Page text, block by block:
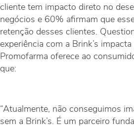
cliente tem impacto direto no
negócios e 60% afirmam que
retenção desses clientes.
experiência com a Brink’s
Promofarma oferece ao
que:
“Atualmente, não conseguimos
sem a Brink’s. É um parceiro